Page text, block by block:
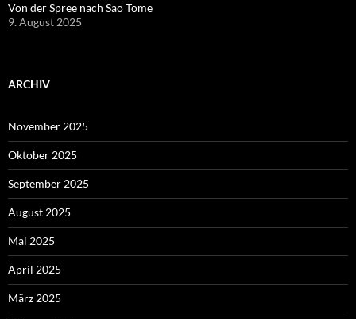
Von der Spree nach Sao Tome
9. August 2025
ARCHIV
November 2025
Oktober 2025
September 2025
August 2025
Mai 2025
April 2025
März 2025